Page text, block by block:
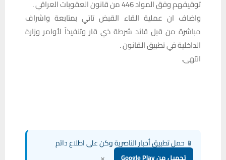
توقيفهم وفق المواد 446 من قانون العقوبات العراقي .
واضاف ان عملية القاء القبض تاتي بمتابعة واشراف
مباشرة من قبل قائد شرطة ذي قار وتنفيذاً لأوامر وزارة
الداخلية في تطبيق القانون .
انتهى.
📱 حمل تطبيق أخبار الناصرية وكن على اطلاع دائم
تحميل من Google Play